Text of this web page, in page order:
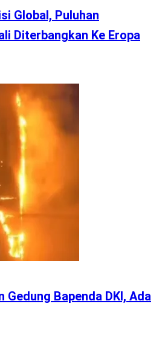
Global, Puluhan
Diterbangkan Ke Eropa
Gedung Bapenda DKI, Ada